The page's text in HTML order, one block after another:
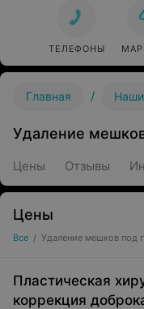
ТЕЛЕФОНЫ
Главная / Наши
Удаление
Цены Отзывы
Цены
Все / Удаление мешков под
Пластическая
коррекция